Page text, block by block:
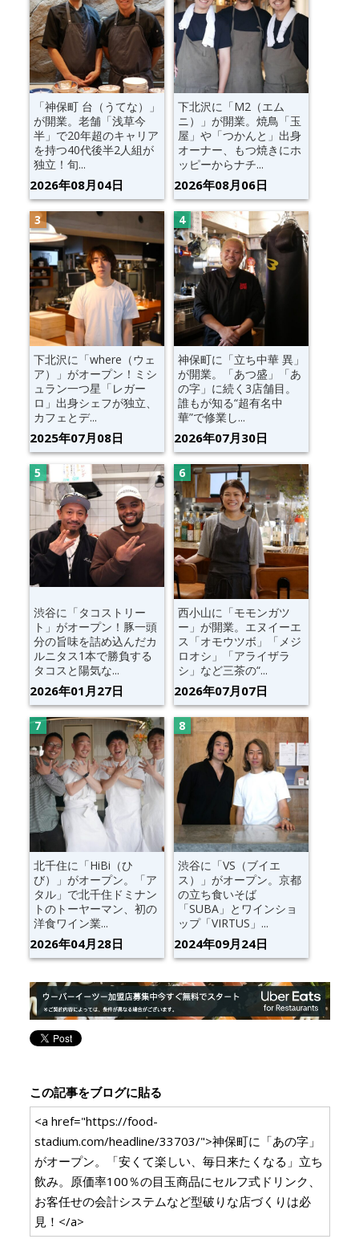
「神保町 台（うてな）」
が開業。老舗「浅草今
半」で20年超のキャリア
を持つ40代後半2人組が
独立！旬...
2026年08月04日
下北沢に「M2（エム
ニ）」が開業。焼鳥「玉
屋」や「つかんと」出身
オーナー、もつ焼きにホ
ッピーからナチ...
2026年08月06日
下北沢に「where（ウェ
ア）」がオープン！ミシ
ュラン一つ星「レガー
ロ」出身シェフが独立、
カフェとデ...
2025年07月08日
神保町に「立ち中華 異」
が開業。「あつ盛」「あ
の字」に続く3店舗目。
誰もが知る“超有名中
華”で修業し...
2026年07月30日
渋谷に「タコストリー
ト」がオープン！豚一頭
分の旨味を詰め込んだカ
ルニタス1本で勝負する
タコスと陽気な...
2026年01月27日
西小山に「モモンガツ
ー」が開業。エヌイーエ
ス「オモウツボ」「メジ
ロオシ」「アライザラ
シ」など三茶の“...
2026年07月07日
北千住に「HiBi（ひ
び）」がオープン。「ア
タル」で北千住ドミナン
トのトーヤーマン、初の
洋食ワイン業...
2026年04月28日
渋谷に「VS（ブイエ
ス）」がオープン。京都
の立ち食いそば
「SUBA」とワインショ
ップ「VIRTUS」...
2024年09月24日
この記事をブログに貼る
<a href="https://food-
stadium.com/headline/33703/">神保町に「あの字」
がオープン。「安くて楽しい、毎日来たくなる」立ち
飲み。原価率100％の目玉商品にセルフ式ドリンク、
お客任せの会計システムなど型破りな店づくりは必
見！</a>